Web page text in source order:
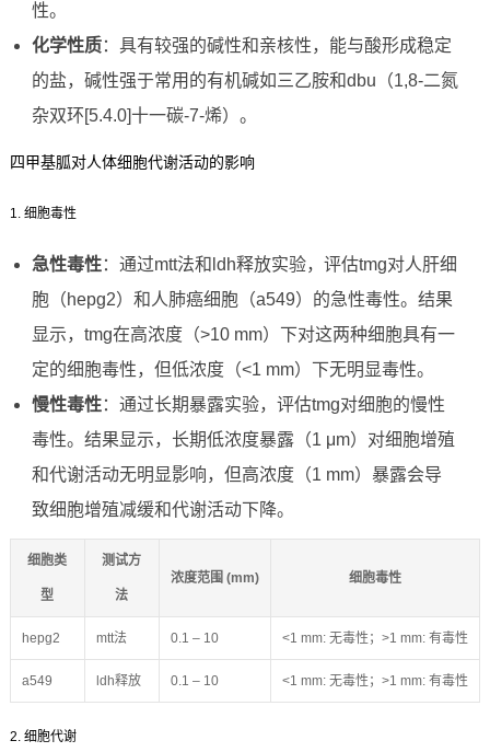
性。
化学性质：具有较强的碱性和亲核性，能与酸形成稳定
的盐，碱性强于常用的有机碱如三乙胺和dbu（1,8-二氮
杂双环[5.4.0]十一碳-7-烯）。
四甲基胍对人体细胞代谢活动的影响
1. 细胞毒性
急性毒性：通过mtt法和ldh释放实验，评估tmg对人肝细
胞（hepg2）和人肺癌细胞（a549）的急性毒性。结果
显示，tmg在高浓度（>10 mm）下对这两种细胞具有一
定的细胞毒性，但低浓度（<1 mm）下无明显毒性。
慢性毒性：通过长期暴露实验，评估tmg对细胞的慢性
毒性。结果显示，长期低浓度暴露（1 μm）对细胞增殖
和代谢活动无明显影响，但高浓度（1 mm）暴露会导
致细胞增殖减缓和代谢活动下降。
细胞类
型
测试方
法
浓度范围 (mm) 细胞毒性
hepg2 mtt法 0.1 – 10 <1 mm: 无毒性；>1 mm: 有毒性
a549 ldh释放 0.1 – 10 <1 mm: 无毒性；>1 mm: 有毒性
2. 细胞代谢